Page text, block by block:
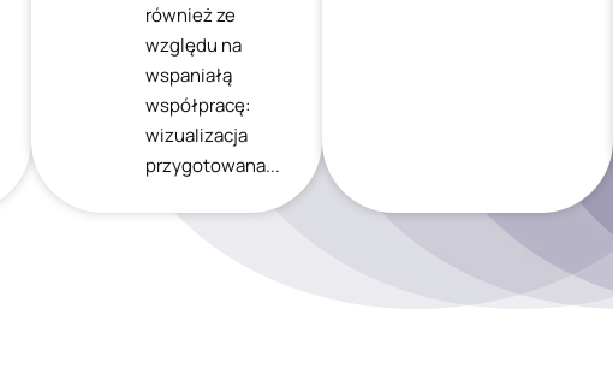
również ze
względu na
wspaniałą
współpracę:
wizualizacja
przygotowana...